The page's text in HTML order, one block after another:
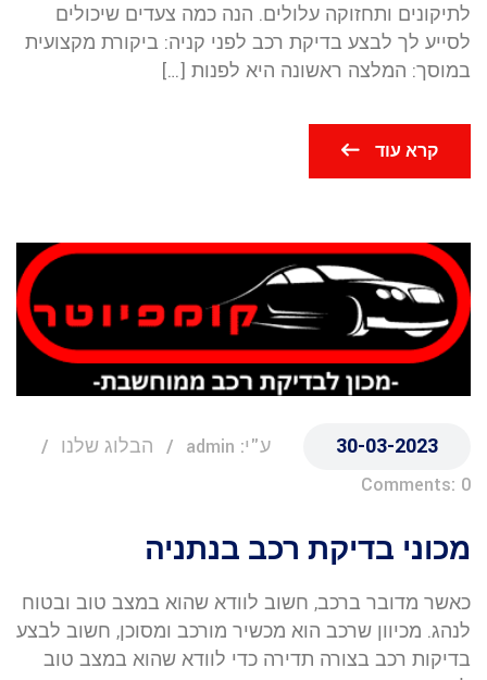
לתיקונים ותחזוקה עלולים. הנה כמה צעדים שיכולים
לסייע לך לבצע בדיקת רכב לפני קניה: ביקורת מקצועית
במוסך: המלצה ראשונה היא לפנות […]
קרא עוד
30-03-2023 ע"י: admin
הבלוג שלנו
Comments: 0
מכוני בדיקת רכב בנתניה
כאשר מדובר ברכב, חשוב לוודא שהוא במצב טוב ובטוח
לנהג. מכיוון שרכב הוא מכשיר מורכב ומסוכן, חשוב לבצע
בדיקות רכב בצורה תדירה כדי לוודא שהוא במצב טוב